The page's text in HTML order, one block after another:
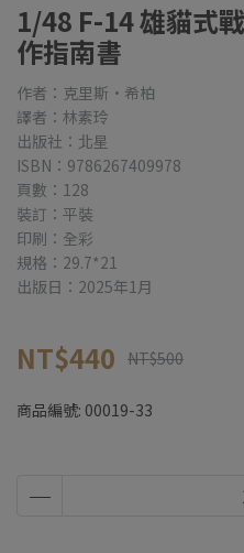
1/48 F-14 雄貓式
作指南書
作者：克里斯•希柏
譯者：林素玲
出版社：北星
ISBN：9786267409978
頁數：128
裝訂：平裝
印刷：全彩
規格：29.7*21
出版日：2025年1月
NT$440 NT$500
商品編號: 00019-33